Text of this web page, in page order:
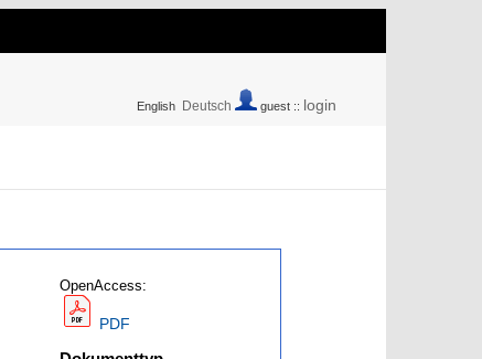
English Deutsch guest :: login
OpenAccess:
PDF